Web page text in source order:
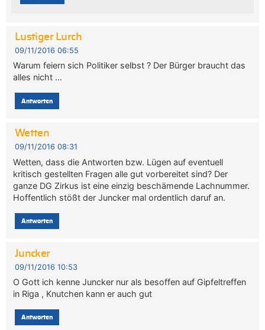
Lustiger Lurch
09/11/2016 06:55
Warum feiern sich Politiker selbst ? Der Bürger braucht das
alles nicht …
Antworten
Wetten
09/11/2016 08:31
Wetten, dass die Antworten bzw. Lügen auf eventuell
kritisch gestellten Fragen alle gut vorbereitet sind? Der
ganze DG Zirkus ist eine einzig beschämende Lachnummer.
Hoffentlich stößt der Juncker mal ordentlich daruf an.
Antworten
Juncker
09/11/2016 10:53
O Gott ich kenne Juncker nur als besoffen auf Gipfeltreffen
in Riga , Knutchen kann er auch gut
Antworten